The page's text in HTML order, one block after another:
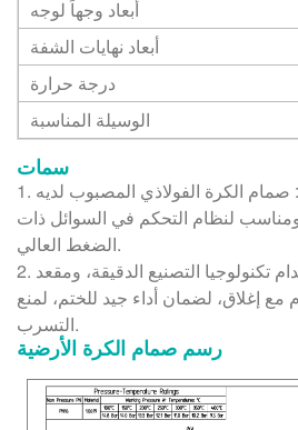
أبعاد وجهاً لوجه
أبعاد نهايات الشفة
درجة حرارة
الوسيلة المناسبة
سمات
1. مقاومة الضغط العالي: صمام الكرة الفولاذي المصبوب لديه
لنظام التحكم في السوائل ذات
الضغط العالي.
2. أداء جيد للختم: استخدام تكنولوجيا التصنيع الدقيقة، ومقعد
إغلاق، لضمان أداء جيد للختم، لمنع
التسرب.
رسم صمام الكرة الأرضية